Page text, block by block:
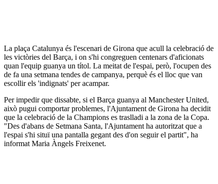
La plaça Catalunya és l'escenari de Girona que acull la celebració de
les victòries del Barça, i on s'hi congreguen centenars d'aficionats
quan l'equip guanya un títol. La meitat de l'espai, però, l'ocupen des
de fa una setmana tendes de campanya, perquè és el lloc que van
escollir els 'indignats' per acampar.
Per impedir que dissabte, si el Barça guanya al Manchester United,
això pugui comportar problemes, l'Ajuntament de Girona ha decidit
que la celebració de la Champions es traslladi a la zona de la Copa.
"Des d'abans de Setmana Santa, l'Ajuntament ha autoritzat que a
l'espai s'hi situï una pantalla gegant des d'on seguir el partit", ha
informat Maria Àngels Freixenet.